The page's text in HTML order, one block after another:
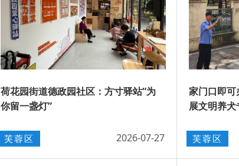
荷花园街道德政园社区：方寸驿站“为
你留一盏灯”
芙蓉区 2026-07-27
家门口即
展文明养
芙蓉区